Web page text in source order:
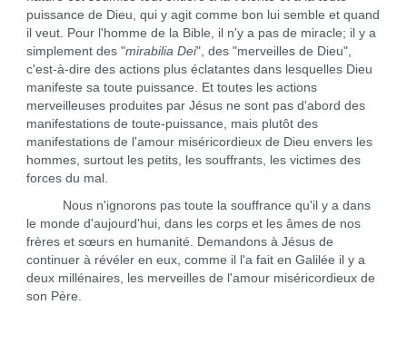
puissance de Dieu, qui y agit comme bon lui semble et quand
il veut. Pour l'homme de la Bible, il n'y a pas de miracle; il y a
simplement des "mirabilia Dei", des "merveilles de Dieu",
c'est-à-dire des actions plus éclatantes dans lesquelles Dieu
manifeste sa toute puissance. Et toutes les actions
merveilleuses produites par Jésus ne sont pas d'abord des
manifestations de toute-puissance, mais plutôt des
manifestations de l'amour miséricordieux de Dieu envers les
hommes, surtout les petits, les souffrants, les victimes des
forces du mal.
Nous n'ignorons pas toute la souffrance qu'il y a dans
le monde d'aujourd'hui, dans les corps et les âmes de nos
frères et sœurs en humanité. Demandons à Jésus de
continuer à révéler en eux, comme il l'a fait en Galilée il y a
deux millénaires, les merveilles de l'amour miséricordieux de
son Père.